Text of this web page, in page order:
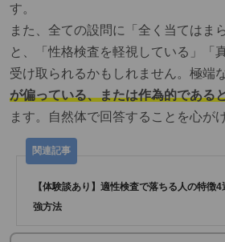
す。
また、全ての設問に「全く当てはま
と、「性格検査を軽視している」「
受け取られるかもしれません。極端
が偏っている、または作為的である
ます。自然体で回答することを心が
【体験談あり】適性検査で落ちる人の特徴
強方法